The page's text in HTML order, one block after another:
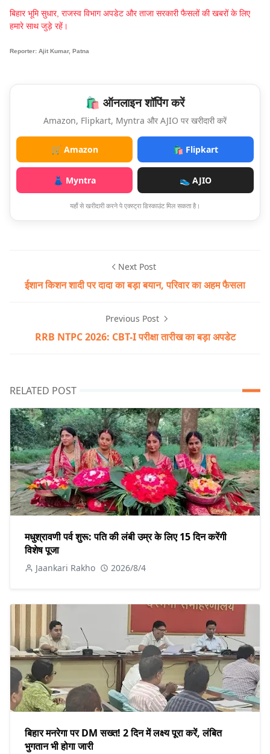
बिहार भूमि सुधार, राजस्व विभाग अपडेट और ताजा सरकारी फैसलों की खबरों के लिए
हमारे साथ जुड़े रहें।
Reporter: Ajit Kumar, Patna
🛍️ ऑनलाइन शॉपिंग करें
Amazon, Flipkart, Myntra और AJIO पर खरीदारी करें
🛒 Amazon 🛍️ Flipkart
👗 Myntra 👟 AJIO
यहाँ से खरीदारी करने पे एक्स्ट्रा डिस्काउंट मिल सकता है।
Next Post
ईशान किशन शादी पर दादा का बड़ा बयान, परिवार का अहम फैसला
Previous Post
RRB NTPC 2026: CBT-I परीक्षा तारीख का बड़ा अपडेट
RELATED POST
मधुश्रावणी पर्व शुरू: पति की लंबी उम्र के लिए 15 दिन करेंगी
विशेष पूजा
Jaankari Rakho 2026/8/4
बिहार मनरेगा पर DM सख्त! 2 दिन में लक्ष्य पूरा करें, लंबित
भुगतान भी होगा जारी